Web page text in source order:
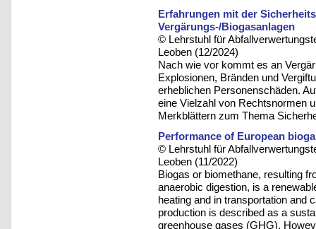
Erfahrungen mit der
Vergärungs-/Biogasanlagen
© Lehrstuhl für
Leoben (12/2024)
Nach wie vor kommt es an
Explosionen, Bränden und
erheblichen Personenschäden.
eine Vielzahl von Rechtsnormen
Merkblättern zum Thema
Performance of European
© Lehrstuhl für
Leoben (11/2022)
Biogas or biomethane, resulting
anaerobic digestion, is a
heating and in transportation and
production is described as a
greenhouse gases (GHG).